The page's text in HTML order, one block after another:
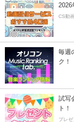
2026
CS動
毎週
ク！
試写
ト！
プレ